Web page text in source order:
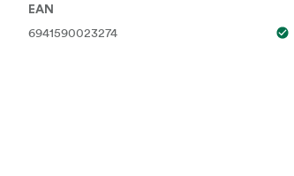
EAN
6941590023274